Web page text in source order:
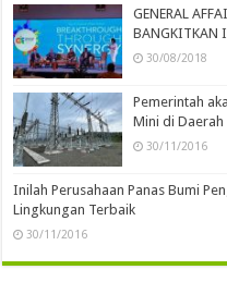
GENERAL
BANGKITKAN
30/08/2018
Pemerintah
Mini di Daerah
30/11/2016
Inilah Perusahaan Panas Bumi
Lingkungan Terbaik
30/11/2016